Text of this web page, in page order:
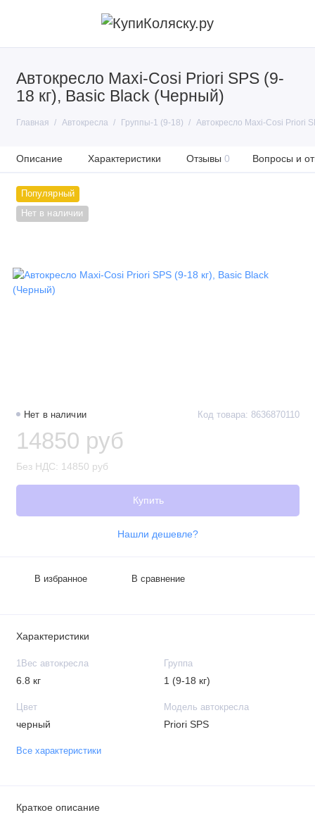
Автокресло Maxi-Cosi Priori SPS (9-
18 кг), Basic Black (Черный)
Главная Автокресла Группы-1 (9-18) Автокресло Maxi-Cosi Priori
Описание Характеристики Отзывы 0 Вопросы и
Популярный
Нет в наличии
Нет в наличии Код товара: 8636870110
14850 руб
Без НДС: 14850 руб
Купить
Нашли дешевле?
В избранное В сравнение
Характеристики
1Вес автокресла
6.8 кг
Группа
1 (9-18 кг)
Цвет
черный
Модель автокресла
Priori SPS
Все характеристики
Краткое описание